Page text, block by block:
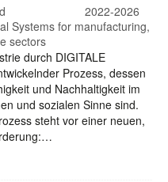
2022-2026
Systems for manufacturing,
sectors
durch DIGITALE
Prozess, dessen
und Nachhaltigkeit im
und sozialen Sinne sind.
steht vor einer neuen,